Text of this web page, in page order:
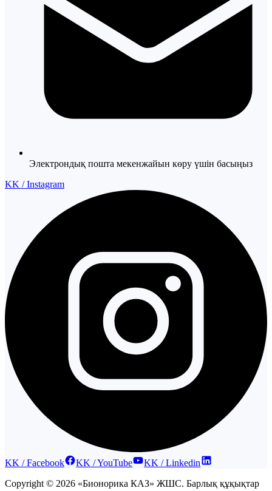
Электрондық пошта мекенжайын көру үшін басыңыз
KK / Instagram
KK / Facebook KK / YouTube
KK / Linkedin
Copyright © 2026 «Бионорика КАЗ» ЖШС. Барлық құқықтар